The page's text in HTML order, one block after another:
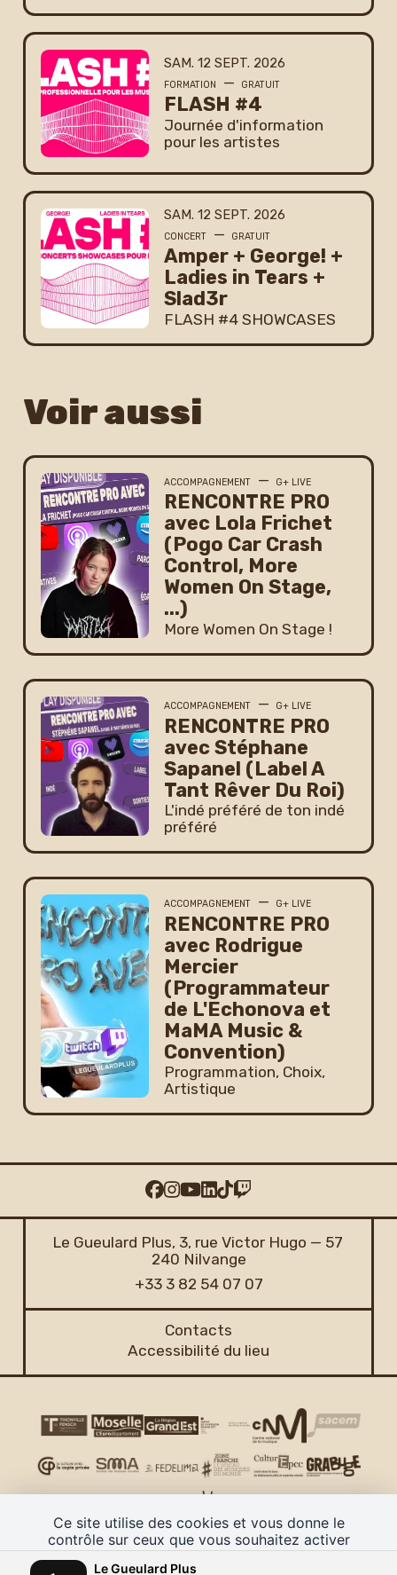
Ce site utilise des cookies et vous donne le
contrôle sur ceux que vous souhaitez activer
TOUT ACCEPTER
SAMEDI
SAM. 12 SEPTEMBRE
SEPT. 2026
FORMATION — GRATUIT
FLASH #4
Journée d'information
pour les artistes
SAMEDI
SAM. 12 SEPTEMBRE
SEPT. 2026
CONCERT — GRATUIT
Amper + George! +
Ladies in Tears +
Slad3r
FLASH #4 SHOWCASES
Voir aussi
ACCOMPAGNEMENT — G+ LIVE
RENCONTRE PRO
avec Lola Frichet
(Pogo Car Crash
Control, More
Women On Stage,
...)
More Women On Stage !
ACCOMPAGNEMENT — G+ LIVE
RENCONTRE PRO
avec Stéphane
Sapanel (Label A
Tant Rêver Du Roi)
L'indé préféré de ton indé
préféré
ACCOMPAGNEMENT — G+ LIVE
RENCONTRE PRO
avec Rodrigue
Mercier
(Programmateur
de L'Echonova et
MaMA Music &
Convention)
Programmation, Choix,
Artistique
Le Gueulard Plus, 3, rue Victor Hugo — 57
240 Nilvange
+33 3 82 54 07 07
Contacts
Accessibilité du lieu
CGV Mentions légales Plan de site
Le Gueulard Plus